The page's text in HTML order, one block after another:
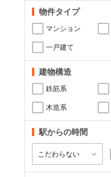
物件タイプ
マンション
一戸建て
建物構造
鉄筋系
木造系
駅からの時間